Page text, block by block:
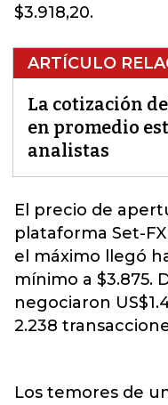
$3.918,20.
ARTÍCULO
La cotización
en promedio
analistas
El precio de
plataforma Set-
el máximo llegó
mínimo a $3.875.
negociaron
2.238
Los temores de